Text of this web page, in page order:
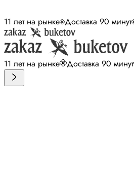
11 лет на рынке Доставка 90 минут
11 лет на рынке Доставка 90 минут